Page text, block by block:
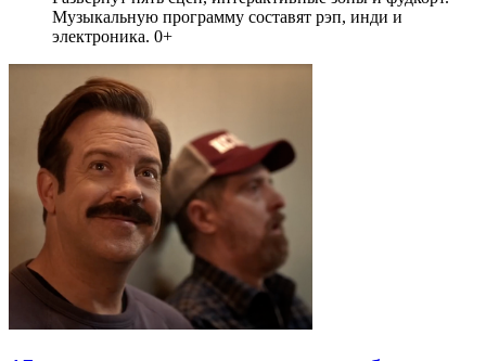
Музыкальную программу составят рэп, инди и
электроника. 0+